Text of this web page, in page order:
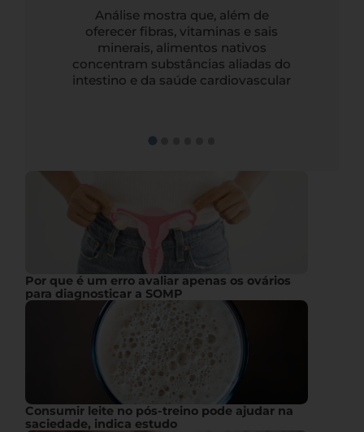
Análise mostra que, além de
oferecer fibras, vitaminas e sais
minerais, alimentos nativos
concentram substâncias aliadas do
intestino e da saúde cardiovascular
Por que é um erro avaliar apenas os ovários
para diagnosticar a SOMP
Consumir leite no pós-treino pode ajudar na
saciedade, indica estudo